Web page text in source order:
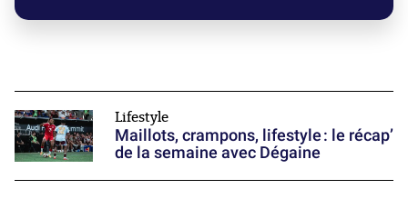
Lifestyle
Maillots, crampons, lifestyle : le récap’
de la semaine avec Dégaine